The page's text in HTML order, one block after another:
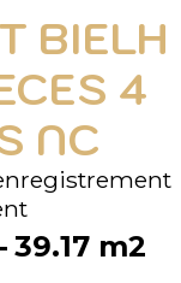
BIELH
4
NC
39.17 m2